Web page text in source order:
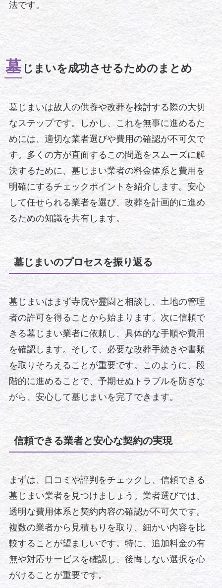
法です。
墓 じまいを成功させるためのまとめ
墓じまいは故人の供養や改葬を検討する際の大切
なステップです。しかし、これを無事に進めるた
めには、適切な業者選びや費用の確認が不可欠で
す。多くの方が直面するこの問題をスムーズに解
決するために、墓じまい業者の料金体系と費用を
明確にするチェックポイントを紹介します。安心
して任せられる業者を選び、改葬を計画的に進め
るための知識を共有します。
墓じまいのプロセスを振り返る
墓じまいはまず寺院や霊園と相談し、土地の管理
者の許可を得ることから始まります。次に信頼で
きる墓じまい業者に依頼し、具体的な手順や費用
を確認します。そして、必要な改葬手続きや書類
を取りそろえることが重要です。このように、段
階的に進めることで、予期せぬトラブルを防ぎな
がら、安心して墓じまいを完了できます。
信頼できる業者と安心な契約の実現
まずは、口コミや評判をチェックし、信頼できる
墓じまい業者を見つけましょう。業者選びでは、
透明な費用体系と契約内容の確認が不可欠です。
複数の業者から見積もりを取り、細かい内容を比
較することが望ましいです。特に、追加料金の有
無や対応サービスを確認し、後悔しない選択を心
がけることが重要です。